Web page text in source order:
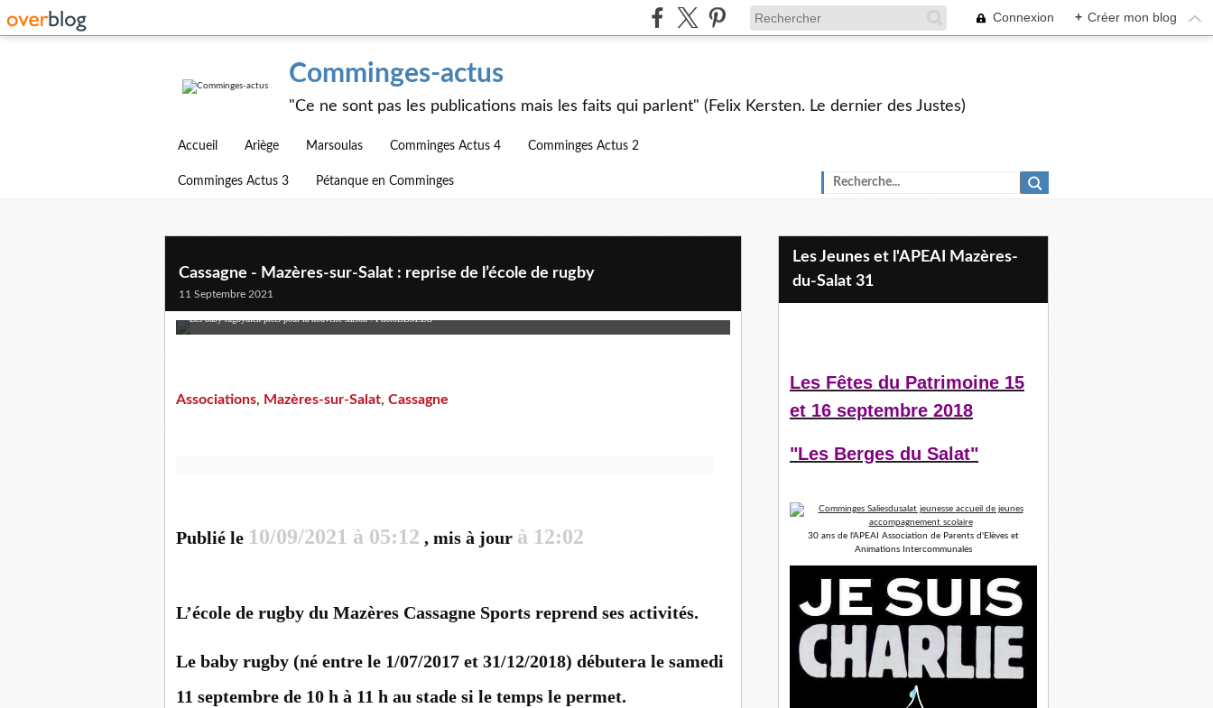
Connexion + Créer mon blog
Comminges-actus
"Ce ne sont pas les publications mais les faits qui parlent" (Felix Kersten. Le dernier des Justes)
Accueil Ariège Marsoulas Comminges Actus 4 Comminges Actus 2
Comminges Actus 3 Pétanque en Comminges
Cassagne - Mazères-sur-Salat : reprise de l’école de rugby
11 Septembre 2021
Les baby rugbymen prêts pour la nouvelle saison . PhotoDDM.ZG
Associations, Mazères-sur-Salat, Cassagne
Publié le 10/09/2021 à 05:12 , mis à jour à 12:02
L’école de rugby du Mazères Cassagne Sports reprend ses activités.
Le baby rugby (né entre le 1/07/2017 et 31/12/2018) débutera le samedi
11 septembre de 10 h à 11 h au stade si le temps le permet.
Les Jeunes et l'APEAI Mazères-
du-Salat 31
Les Fêtes du Patrimoine 15
et 16 septembre 2018
"Les Berges du Salat"
30 ans de l'APEAI Association de Parents d'Elèves et
Animations Intercommunales